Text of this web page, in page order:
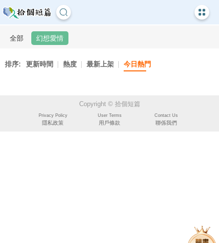
全部 幻想愛情
排序: 更新時間 熱度 最新上架 今日熱門
Copyright © 拾個短篇
Privacy Policy
隱私政策
User Terms
用戶條款
Contact Us
聯係我們